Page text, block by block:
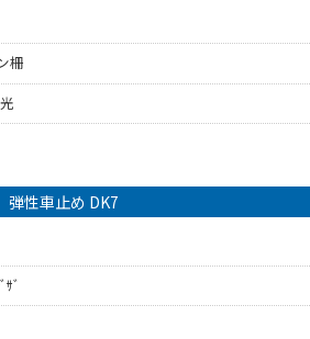
柵
弾性車止め DK7
ﾞ